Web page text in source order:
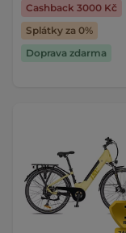
Cashback 3000 Kč
Splátky za 0%
Doprava zdarma